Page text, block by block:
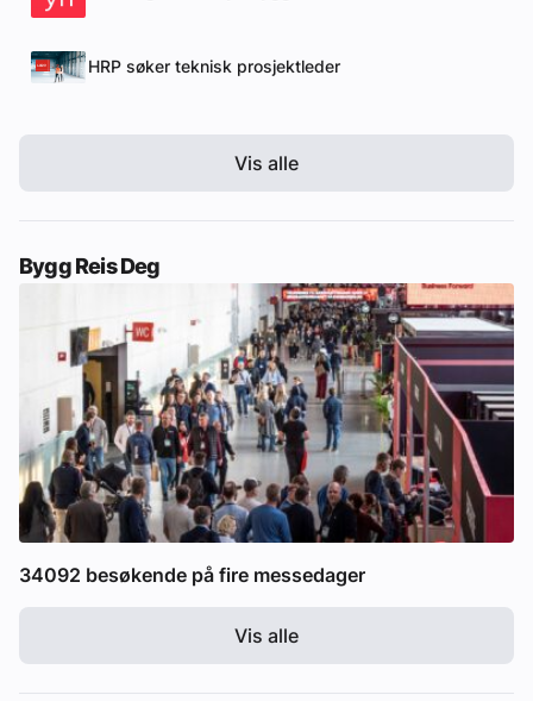
HRP søker teknisk prosjektleder
Vis alle
Bygg Reis Deg
34092 besøkende på fire messedager
Vis alle